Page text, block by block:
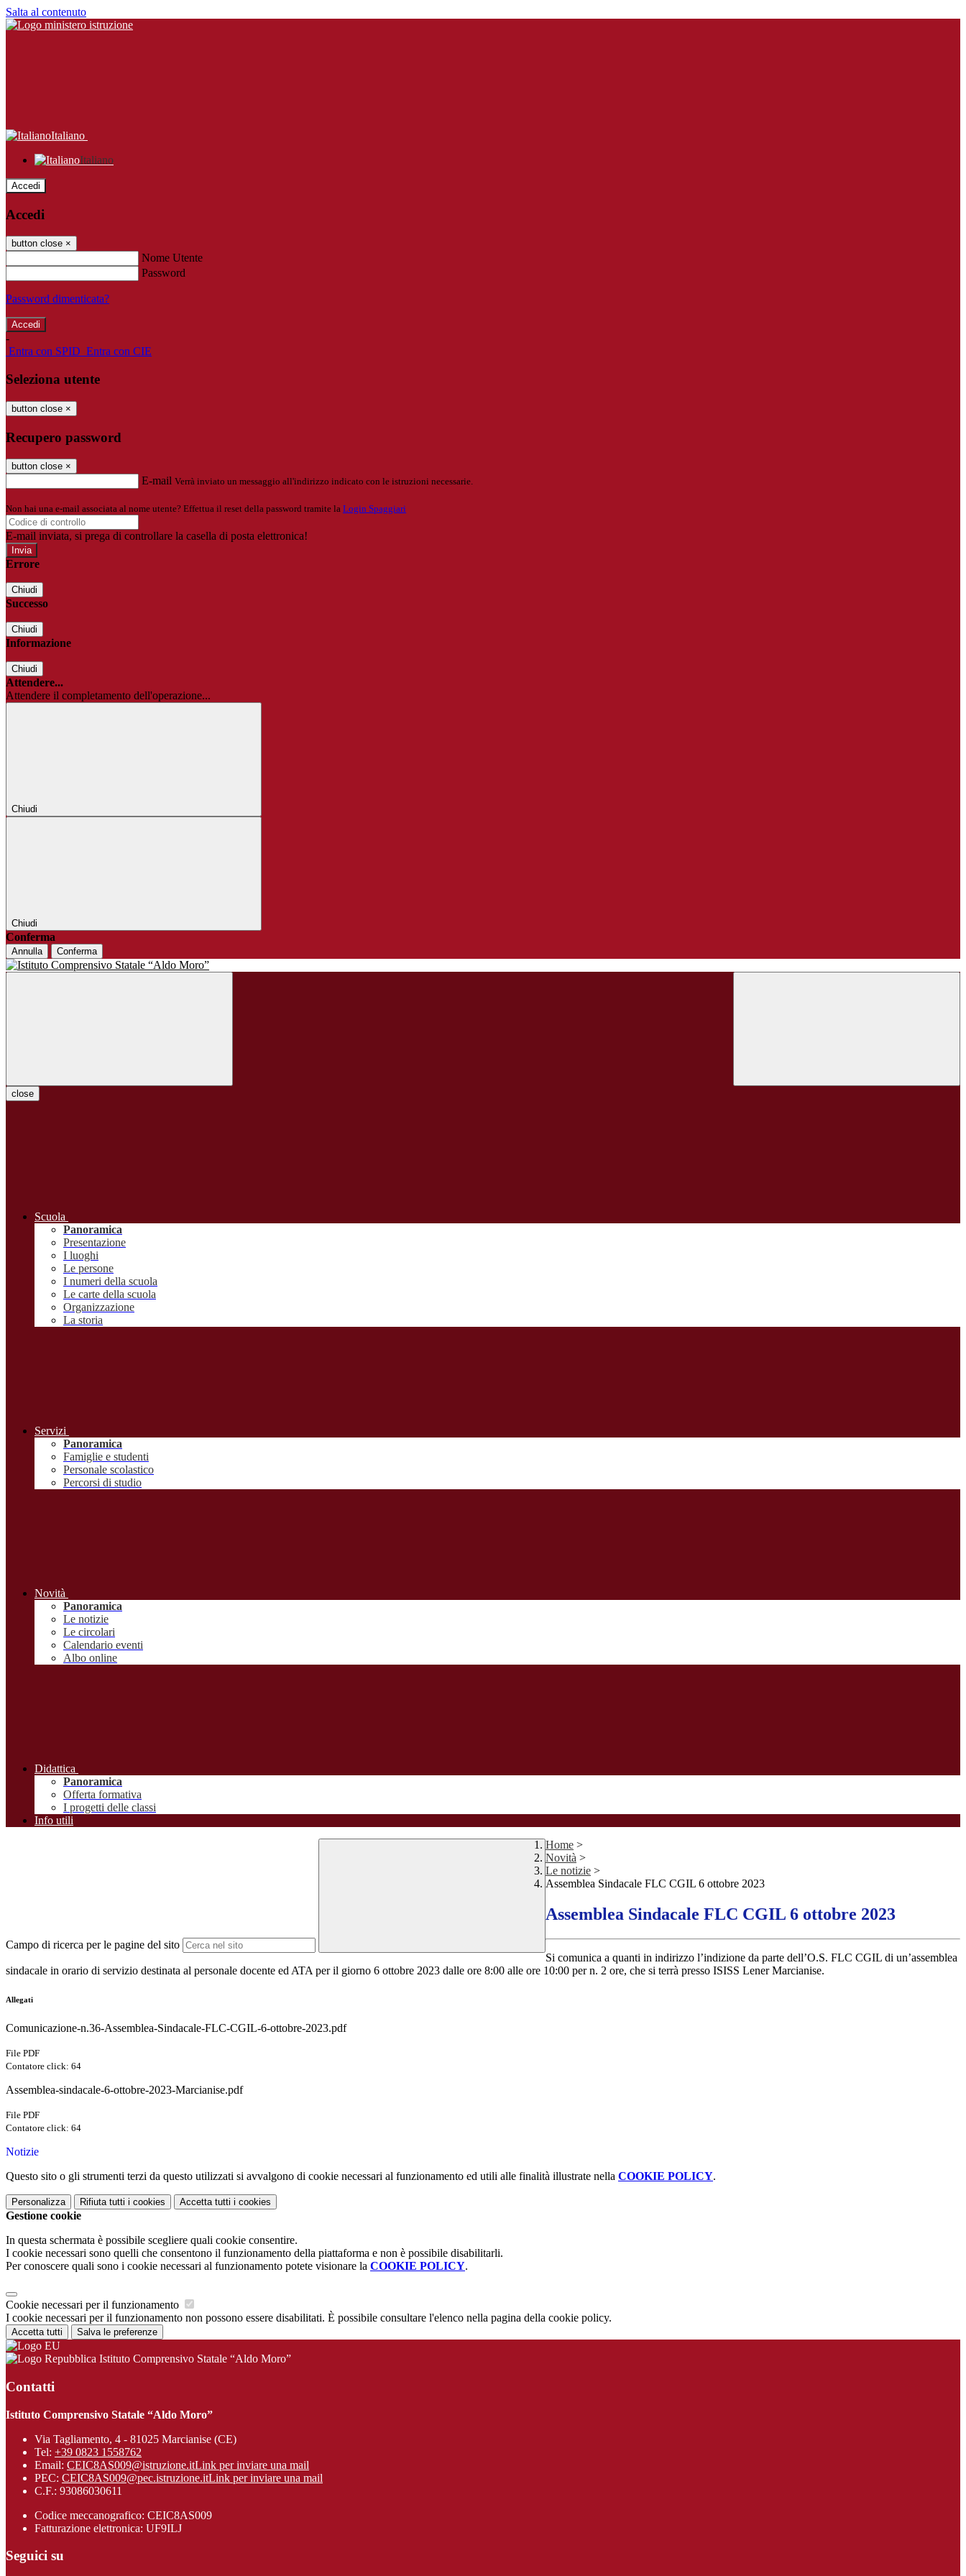
Salta al contenuto
Italiano
Italiano
Accedi
Accedi
button close ×
Nome Utente
Password
Password dimenticata?
-
Entra con SPID Entra con CIE
Seleziona utente
button close ×
Recupero password
button close ×
E-mail Verrà inviato un messaggio all'indirizzo indicato con le istruzioni necessarie.
Non hai una e-mail associata al nome utente? Effettua il reset della password tramite la Login Spaggiari
E-mail inviata, si prega di controllare la casella di posta elettronica!
Errore
Chiudi
Successo
Chiudi
Informazione
Chiudi
Attendere...
Attendere il completamento dell'operazione...
Chiudi
Chiudi
Conferma
Annulla Conferma
close
Scuola
Panoramica
Presentazione
I luoghi
Le persone
I numeri della scuola
Le carte della scuola
Organizzazione
La storia
Servizi
Panoramica
Famiglie e studenti
Personale scolastico
Percorsi di studio
Novità
Panoramica
Le notizie
Le circolari
Calendario eventi
Albo online
Didattica
Panoramica
Offerta formativa
I progetti delle classi
Info utili
Campo di ricerca per le pagine del sito
Home >
Novità >
Le notizie >
Assemblea Sindacale FLC CGIL 6 ottobre 2023
Assemblea Sindacale FLC CGIL 6 ottobre 2023
Si comunica a quanti in indirizzo l’indizione da parte dell’O.S. FLC CGIL di un’assemblea
sindacale in orario di servizio destinata al personale docente ed ATA per il giorno 6 ottobre 2023 dalle ore 8:00 alle ore 10:00 per n. 2 ore, che si terrà presso ISISS Lener Marcianise.
Allegati
Comunicazione-n.36-Assemblea-Sindacale-FLC-CGIL-6-ottobre-2023.pdf
File PDF
Contatore click: 64
Assemblea-sindacale-6-ottobre-2023-Marcianise.pdf
File PDF
Contatore click: 64
Notizie
Questo sito o gli strumenti terzi da questo utilizzati si avvalgono di cookie necessari al funzionamento ed utili alle finalità illustrate nella COOKIE POLICY.
Personalizza Rifiuta tutti i cookies Accetta tutti i cookies
Gestione cookie
In questa schermata è possibile scegliere quali cookie consentire.
I cookie necessari sono quelli che consentono il funzionamento della piattaforma e non è possibile disabilitarli.
Per conoscere quali sono i cookie necessari al funzionamento potete visionare la COOKIE POLICY.
Cookie necessari per il funzionamento
I cookie necessari per il funzionamento non possono essere disabilitati. È possibile consultare l'elenco nella pagina della cookie policy.
Accetta tutti Salva le preferenze
Istituto Comprensivo Statale “Aldo Moro”
Contatti
Istituto Comprensivo Statale “Aldo Moro”
Via Tagliamento, 4 - 81025 Marcianise (CE)
Tel: +39 0823 1558762
Email: CEIC8AS009@istruzione.itLink per inviare una mail
PEC: CEIC8AS009@pec.istruzione.itLink per inviare una mail
C.F.: 93086030611
Codice meccanografico: CEIC8AS009
Fatturazione elettronica: UF9ILJ
Seguici su